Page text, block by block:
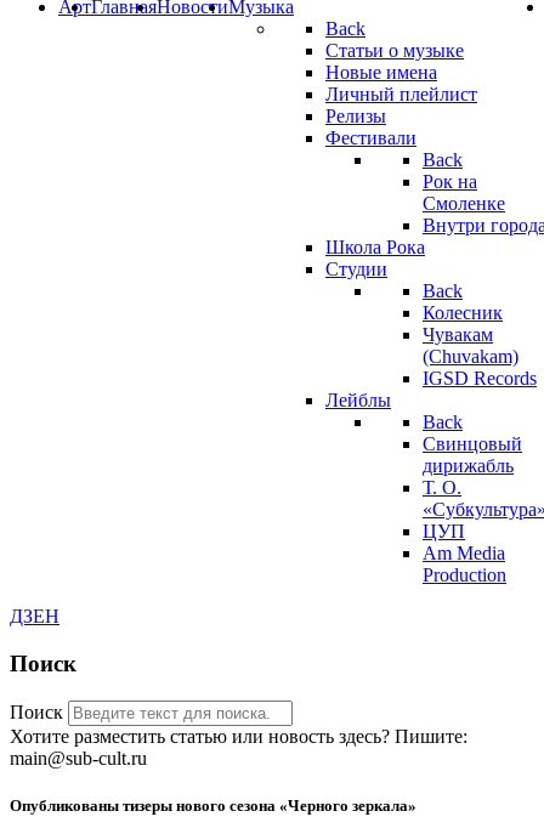
Музыка
Back
Статьи о музыке
Новые имена
Личный плейлист
Релизы
Фестивали
Back
Рок на
Смоленке
Внутри
Школа Рока
Студии
Back
Колесник
Чувакам
(Chuvakam)
IGSD Records
Лейблы
Back
Свинцовый
дирижабль
Т. О.
ЦУП
Am Media
Production
Новости
Главная
Арт
ДЗЕН
Поиск
Поиск
Хотите разместить статью или новость здесь? Пишите:
main@sub-cult.ru
Опубликованы тизеры нового сезона «Черного зеркала»